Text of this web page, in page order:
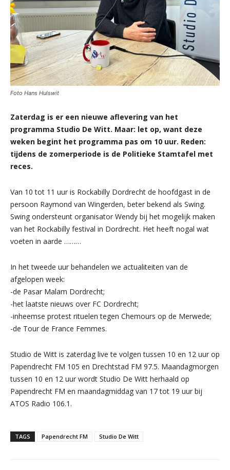
Foto Hans Hulswit
Zaterdag is er een nieuwe aflevering van het
programma Studio De Witt. Maar: let op, want deze
weken begint het programma pas om 10 uur. Reden:
tijdens de zomerperiode is de Politieke Stamtafel met
reces.
Van 10 tot 11 uur is Rockabilly Dordrecht de hoofdgast in de
persoon Raymond van Wingerden, beter bekend als Swing.
Swing ondersteunt organisator Wendy bij het mogelijk maken
van het Rockabilly festival in Dordrecht. Het heeft nogal wat
voeten in aarde ………
In het tweede uur behandelen we actualiteiten van de
afgelopen week:
-de Pasar Malam Dordrecht;
-het laatste nieuws over FC Dordrecht;
-inheemse protest rituelen tegen Chemours op de Merwede;
-de Tour de France Femmes.
Studio de Witt is zaterdag live te volgen tussen 10 en 12 uur op
Papendrecht FM 105 en Drechtstad FM 97.5. Maandagmorgen
tussen 10 en 12 uur wordt Studio De Witt herhaald op
Papendrecht FM en maandagmiddag van 17 tot 19 uur bij
ATOS Radio 106.1.
TAGS Papendrecht FM Studio De Witt